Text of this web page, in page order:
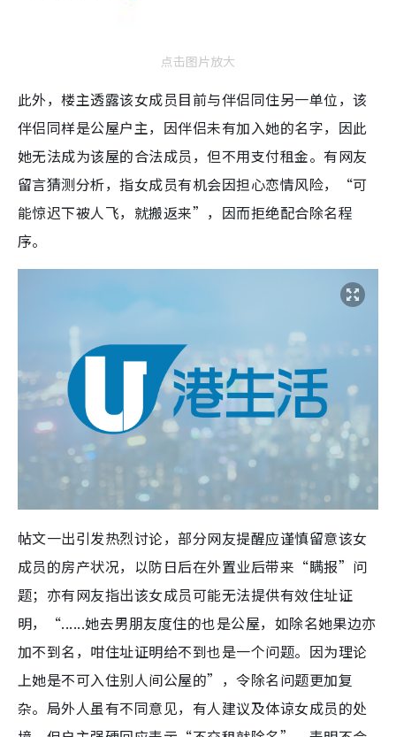
点击图片放大
此外，楼主透露该女成员目前与伴侣同住另一单位，该
伴侣同样是公屋户主，因伴侣未有加入她的名字，因此
她无法成为该屋的合法成员，但不用支付租金。有网友
留言猜测分析，指女成员有机会因担心恋情风险，“可
能惊迟下被人飞，就搬返来”，因而拒绝配合除名程
序。
帖文一出引发热烈讨论，部分网友提醒应谨慎留意该女
成员的房产状况，以防日后在外置业后带来“瞒报”问
题；亦有网友指出该女成员可能无法提供有效住址证
明，“......她去男朋友度住的也是公屋，如除名她果边亦
加不到名，咁住址证明给不到也是一个问题。因为理论
上她是不可入住别人间公屋的”，令除名问题更加复
杂。局外人虽有不同意见，有人建议及体谅女成员的处